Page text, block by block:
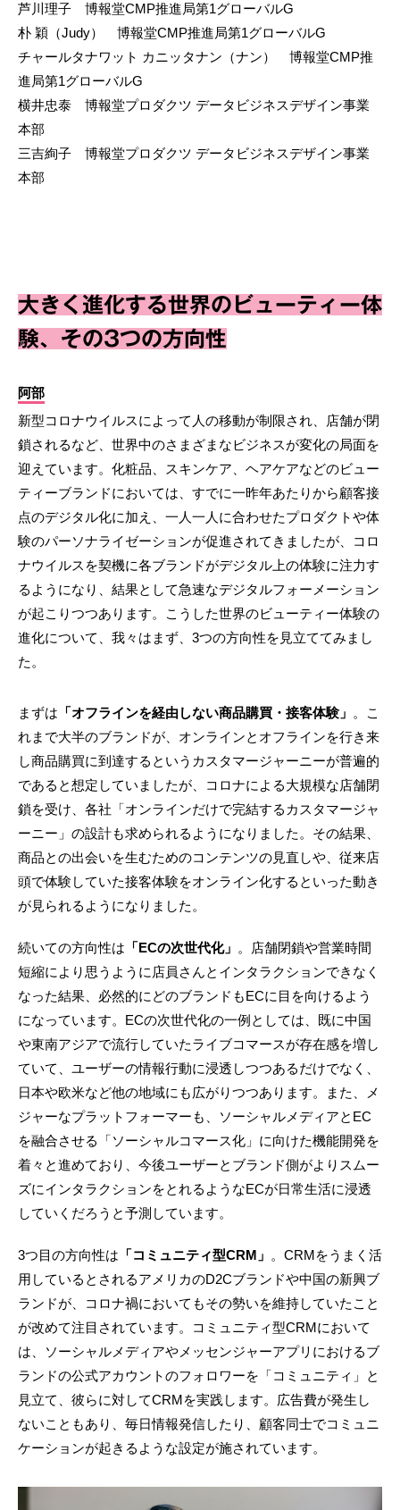
芦川理子 博報堂CMP推進局第1グローバルG
朴 穎（Judy） 博報堂CMP推進局第1グローバルG
チャールタナワット カニッタナン（ナン） 博報堂CMP推
進局第1グローバルG
横井忠泰 博報堂プロダクツ データビジネスデザイン事業
本部
三吉絢子 博報堂プロダクツ データビジネスデザイン事業
本部
大きく進化する世界のビューティー体
験、その3つの方向性
阿部
新型コロナウイルスによって人の移動が制限され、店舗が閉
鎖されるなど、世界中のさまざまなビジネスが変化の局面を
迎えています。化粧品、スキンケア、ヘアケアなどのビュー
ティーブランドにおいては、すでに一昨年あたりから顧客接
点のデジタル化に加え、一人一人に合わせたプロダクトや体
験のパーソナライゼーションが促進されてきましたが、コロ
ナウイルスを契機に各ブランドがデジタル上の体験に注力す
るようになり、結果として急速なデジタルフォーメーション
が起こりつつあります。こうした世界のビューティー体験の
進化について、我々はまず、3つの方向性を見立ててみまし
た。
まずは 「オフラインを経由しない商品購買・接客体験」 。こ
れまで大半のブランドが、オンラインとオフラインを行き来
し商品購買に到達するというカスタマージャーニーが普遍的
であると想定していましたが、コロナによる大規模な店舗閉
鎖を受け、各社「オンラインだけで完結するカスタマージャ
ーニー」の設計も求められるようになりました。その結果、
商品との出会いを生むためのコンテンツの見直しや、従来店
頭で体験していた接客体験をオンライン化するといった動き
が見られるようになりました。
続いての方向性は 「ECの次世代化」 。店舗閉鎖や営業時間
短縮により思うように店員さんとインタラクションできなく
なった結果、必然的にどのブランドもECに目を向けるよう
になっています。ECの次世代化の一例としては、既に中国
や東南アジアで流行していたライブコマースが存在感を増し
ていて、ユーザーの情報行動に浸透しつつあるだけでなく、
日本や欧米など他の地域にも広がりつつあります。また、メ
ジャーなプラットフォーマーも、ソーシャルメディアとEC
を融合させる「ソーシャルコマース化」に向けた機能開発を
着々と進めており、今後ユーザーとブランド側がよりスムー
ズにインタラクションをとれるようなECが日常生活に浸透
していくだろうと予測しています。
3つ目の方向性は 「コミュニティ型CRM」 。CRMをうまく活
用しているとされるアメリカのD2Cブランドや中国の新興ブ
ランドが、コロナ禍においてもその勢いを維持していたこと
が改めて注目されています。コミュニティ型CRMにおいて
は、ソーシャルメディアやメッセンジャーアプリにおけるブ
ランドの公式アカウントのフォロワーを「コミュニティ」と
見立て、彼らに対してCRMを実践します。広告費が発生し
ないこともあり、毎日情報発信したり、顧客同士でコミュニ
ケーションが起きるような設定が施されています。